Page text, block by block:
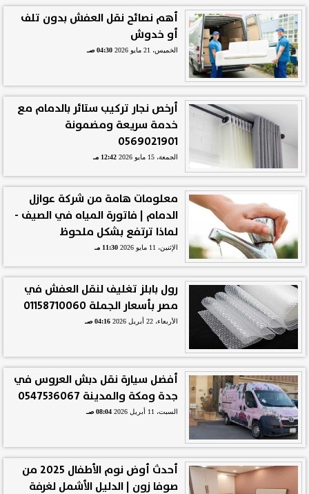
أهم نصائح نقل العفش بدون تلف
أو خدوش
الخميس، 21 مايو 2026 04:30 صـ
أرخص نجار تركيب ستائر بالدمام مع
خدمة سريعة ومضمونة
0569021901
الجمعة، 15 مايو 2026 12:42 مـ
معلومات هامة من شركة عوازل
الدمام | فاتورة المياه في الصيف -
لماذا ترتفع بشكل ملحوظ
الإثنين، 11 مايو 2026 11:30 مـ
رول بابلز تغليف لنقل العفش في
مصر بأسعار الجملة 01158710060
الأربعاء، 22 أبريل 2026 04:16 صـ
أفضل سيارة نقل دبش العروس في
جدة ومكة والمدينة 0547536067
السبت، 11 أبريل 2026 08:04 صـ
أحدث أوض نوم الأطفال 2025 من
صوفا زون | الدليل الأشمل لغرفة